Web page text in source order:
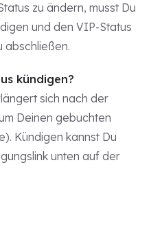
zu ändern, musst Du
und den VIP-Status
abschließen.
kündigen?
sich nach der
Deinen gebuchten
Kündigen kannst Du
unten auf der